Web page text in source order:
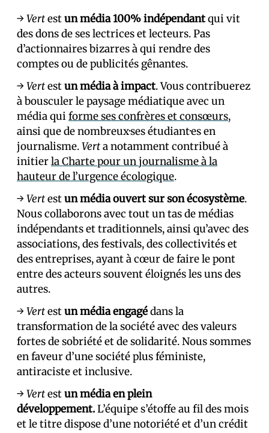
→Vertestun média 100% indépendantqui vit
des dons de ses lectrices et lecteurs. Pas
d’actionnaires bizarres à qui rendre des
comptes ou de publicités gênantes.
→Vertestun média à impact. Vous contribuerez
à bousculer le paysage médiatique avec un
média qui forme ses confrères et consœurs,
ainsi que de nombreux·ses étudiant·es en
journalisme.Verta notamment contribué à
initierla Charte pour un journalisme à la
hauteur de l’urgence écologique.
→Vertestun média ouvert sur son écosystème.
Nous collaborons avec tout un tas de médias
indépendants et traditionnels, ainsi qu’avec des
associations, des festivals, des collectivités et
des entreprises, ayant à cœur de faire le pont
entre des acteurs souvent éloignés les uns des
autres.
→Vertestun média engagédans la
transformation de la société avec des valeurs
fortes de sobriété et de solidarité. Nous sommes
en faveur d’une société plus féministe,
antiraciste et inclusive.
→Vertestun média en plein
développement.L’équipe s’étoffe au fil des mois
et le titre dispose d’une notoriété et d’un crédit